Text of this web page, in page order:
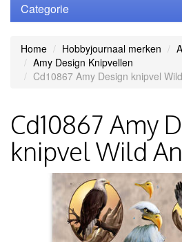
Categorie
Home Hobbyjournaal merken
Amy Design Knipvellen
Cd10867 Amy Design knipvel
Cd10867 Amy
knipvel Wild